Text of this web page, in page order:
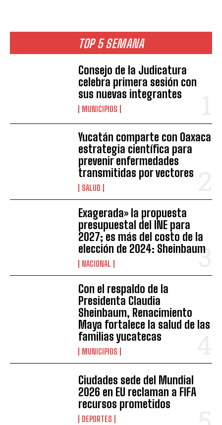
TOP 5 SEMANA
Consejo de la Judicatura
celebra primera sesión con
sus nuevas integrantes
MUNICIPIOS
Yucatán comparte con Oaxaca
estrategia científica para
prevenir enfermedades
transmitidas por vectores
SALUD
Exagerada» la propuesta
presupuestal del INE para
2027; es más del costo de la
elección de 2024: Sheinbaum
NACIONAL
Con el respaldo de la
Presidenta Claudia
Sheinbaum, Renacimiento
Maya fortalece la salud de las
familias yucatecas
MUNICIPIOS
Ciudades sede del Mundial
2026 en EU reclaman a FIFA
recursos prometidos
DEPORTES